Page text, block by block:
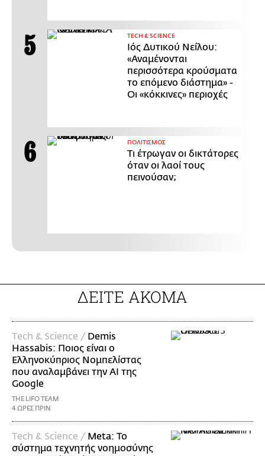
ΤECH & SCIENCE
Ιός Δυτικού Νείλου:
«Αναμένονται
περισσότερα κρούσματα
το επόμενο διάστημα» -
Οι «κόκκινες» περιοχές
ΠΟΛΙΤΙΣΜΟΣ
Τι έτρωγαν οι δικτάτορες
όταν οι λαοί τους
πεινούσαν;
ΔΕΙΤΕ ΑΚΟΜΑ
Τech & Science / Demis
Hassabis: Ποιος είναι ο
Ελληνοκύπριος Νομπελίστας
που αναλαμβάνει την AI της
Google
THE LIFO TEAM
4 ΩΡΕΣ ΠΡΙΝ
Τech & Science / Meta: Το
σύστημα τεχνητής νοημοσύνης